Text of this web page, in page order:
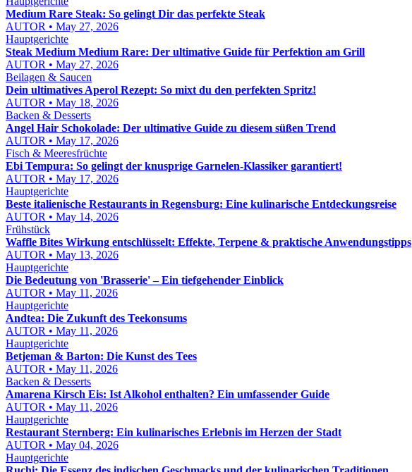
Medium Rare Steak: So gelingt Dir das perfekte Steak
AUTOR • May 27, 2026
Hauptgerichte
Steak Medium Medium Rare: Der ultimative Guide für Perfektion am Grill
AUTOR • May 27, 2026
Beilagen & Saucen
Dein ultimatives Aperol Rezept: So mixt du den perfekten Spritz!
AUTOR • May 18, 2026
Backen & Desserts
Angel Hair Schokolade: Der ultimative Guide zu diesem süßen Trend
AUTOR • May 17, 2026
Fisch & Meeresfrüchte
Ebi Tempura: So gelingt der knusprige Garnelen-Klassiker garantiert!
AUTOR • May 17, 2026
Hauptgerichte
Beste italienische Restaurants in Regensburg: Eine kulinarische Entdeckungsreise
AUTOR • May 14, 2026
Frühstück
Waffle Bites Wirkung entschlüsselt: Effekte, Terpene & praktische Anwendungstipps
AUTOR • May 13, 2026
Hauptgerichte
Die Bedeutung von 'Brasserie' – Ein tiefgehender Einblick
AUTOR • May 11, 2026
Hauptgerichte
Andtea: Die Zukunft des Teekonsums
AUTOR • May 11, 2026
Hauptgerichte
Betjeman & Barton: Die Kunst des Tees
AUTOR • May 11, 2026
Backen & Desserts
Amarena Kirsch Eis: Ist Alkohol enthalten? Ein umfassender Guide
AUTOR • May 11, 2026
Hauptgerichte
Restaurant Sternberg: Ein kulinarisches Erlebnis im Herzen der Stadt
AUTOR • May 04, 2026
Hauptgerichte